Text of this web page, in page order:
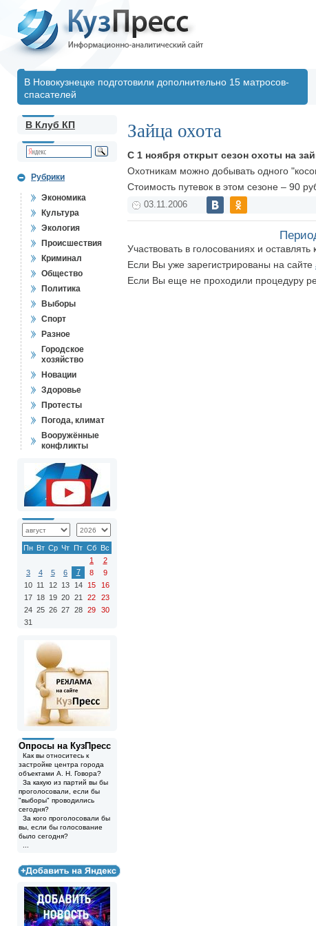
В Новокузнецке подготовили дополнительно 15 матросов-
спасателей
В Клуб КП
Рубрики
Экономика
Культура
Экология
Происшествия
Криминал
Общество
Политика
Выборы
Спорт
Разное
Городское
хозяйство
Новации
Здоровье
Протесты
Погода, климат
Вооружённые
конфликты
Пн Вт Ср Чт Пт Сб Вс
1
2
3
4 5 6 7 8
9
10 11 12 13 14 15
16
17 18 19 20 21 22
23
24 25 26 27 28 29
30
31
Опросы на КузПресс
Как вы относитесь к
застройке центра города
объектами А. Н. Говора?
За какую из партий вы бы
проголосовали, если бы
"выборы" проводились
сегодня?
За кого проголосовали бы
вы, если бы голосование
было сегодня?
Зайца охота
С 1 ноября открыт сезон охоты на
Охотникам можно добывать одного
Стоимость путевок в этом сезоне – 90
03.11.2006
Участвовать в голосованиях и
Если Вы уже зарегистрированы на сайте
Если Вы еще не проходили процедуру